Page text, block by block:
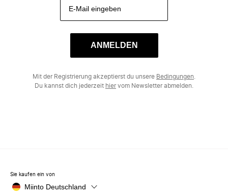
ANMELDEN
Mit der Registrierung akzeptierst du unsere Bedingungen
Du kannst dich jederzeit hiervom Newsletter abmelden.
Sie kaufen ein von
Miinto Deutschland